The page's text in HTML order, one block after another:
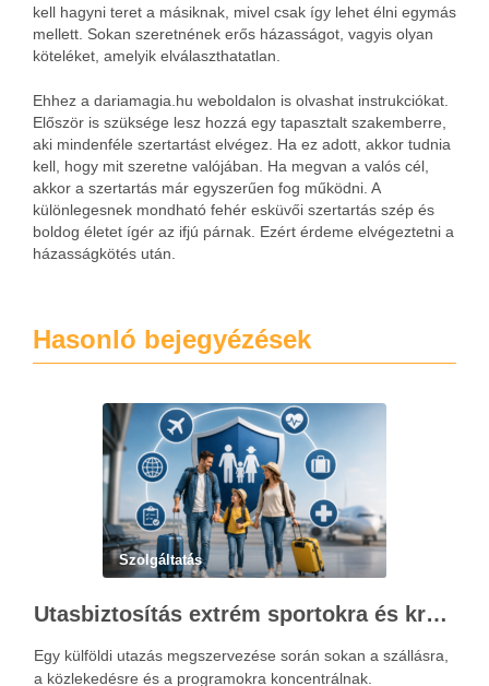
kell hagyni teret a másiknak, mivel csak így lehet élni egymás
mellett. Sokan szeretnének erős házasságot, vagyis olyan
köteléket, amelyik elválaszthatatlan.
Ehhez a dariamagia.hu weboldalon is olvashat instrukciókat.
Először is szüksége lesz hozzá egy tapasztalt szakemberre,
aki mindenféle szertartást elvégez. Ha ez adott, akkor tudnia
kell, hogy mit szeretne valójában. Ha megvan a valós cél,
akkor a szertartás már egyszerűen fog működni. A
különlegesnek mondható fehér esküvői szertartás szép és
boldog életet ígér az ifjú párnak. Ezért érdeme elvégeztetni a
házasságkötés után.
Hasonló bejegyézések
Szolgáltatás
Utasbiztosítás extrém sportokra és krónikus betegségek esetén: mire figyelj utazás előtt?
Egy külföldi utazás megszervezése során sokan a szállásra,
a közlekedésre és a programokra koncentrálnak.